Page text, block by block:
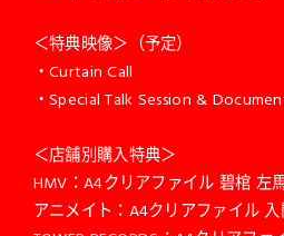
＜特典映像＞（予定）
・Curtain Call
・Special Talk Session &
＜店舗別購入特典＞
HMV：A4クリアファイル 碧棺 左
アニメイト：A4クリアファイル